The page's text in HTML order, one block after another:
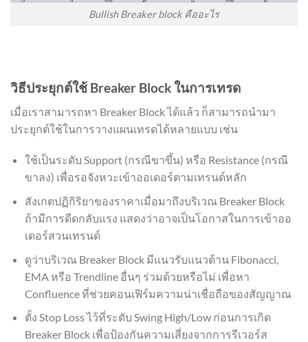
Bullish Breaker block คืออะไร
วิธีประยุกต์ใช้ Breaker Block ในการเทรด
เมื่อเราสามารถหา Breaker Block ได้แล้ว ก็สามารถนำมา
ประยุกต์ใช้ในการวางแผนเทรดได้หลายแบบ เช่น
ใช้เป็นระดับ Support (กรณีขาขึ้น) หรือ Resistance (กรณี
ขาลง) เพื่อรอจังหวะเข้าออเดอร์ตามเทรนด์หลัก
สังเกตปฏิกิริยาของราคาเมื่อมาถึงบริเวณ Breaker Block
ถ้ามีการดีดกลับแรง แสดงว่าอาจเป็นโอกาสในการเข้าออ
เดอร์สวนเทรนด์
ดูว่าบริเวณ Breaker Block มีแนวรับแนวต้าน Fibonacci,
EMA หรือ Trendline อื่นๆ ร่วมด้วยหรือไม่ เพื่อหา
Confluence ที่ช่วยคอนเฟิร์มความน่าเชื่อถือของสัญญาณ
ตั้ง Stop Loss ไว้ที่ระดับ Swing High/Low ก่อนการเกิด
Breaker Block เพื่อป้องกันความเสี่ยงจากการรีเวอร์ส